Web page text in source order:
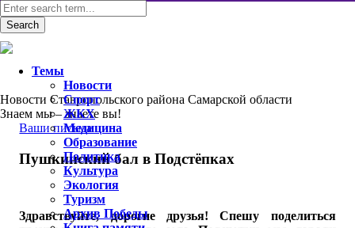
Новости Ставропольского района Самарской области
Знаем мы – знаете вы!
Ваши письма
Пушкинский бал в Подстёпках
Здравствуйте, дорогие друзья! Спешу поделиться
Темы
Новости
Спорт
ЖКХ
Медицина
Образование
Политика
Культура
Экология
Туризм
Архив Победы